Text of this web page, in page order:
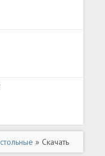
» Скачать